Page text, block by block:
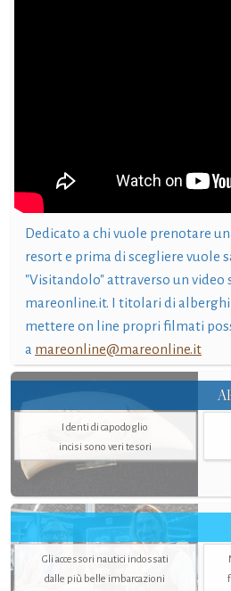
Dedicato a chi vuole prenotare
resort e prima di scegliere vuole
"Visitandolo" attraverso un video
mareonline.it. I titolari di
mettere on line propri filmati
a mareonline@mareonline.it
I denti di capodoglio
incisi sono veri tesori
Gli accessori nautici indossati
dalle più belle imbarcazioni